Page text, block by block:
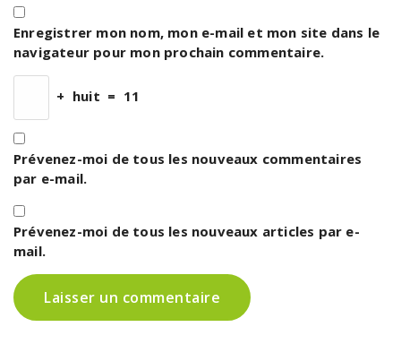
Enregistrer mon nom, mon e-mail et mon site dans le
navigateur pour mon prochain commentaire.
+ huit = 11
Prévenez-moi de tous les nouveaux commentaires
par e-mail.
Prévenez-moi de tous les nouveaux articles par e-
mail.